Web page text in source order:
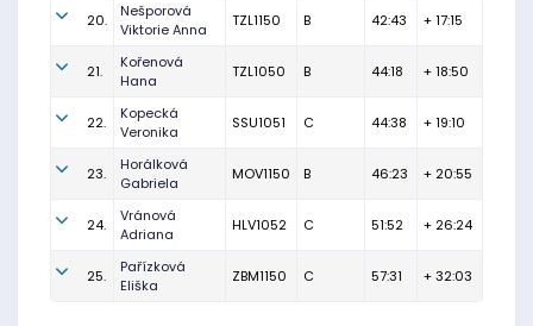
20.
Nešporová
Viktorie Anna
TZL1150 B 42:43 + 17:15
21.
Kořenová
Hana
TZL1050 B 44:18 + 18:50
22.
Kopecká
Veronika
SSU1051 C 44:38 + 19:10
23.
Horálková
Gabriela
MOV1150 B 46:23 + 20:55
24.
Vránová
Adriana
HLV1052 C 51:52 + 26:24
25.
Pařízková
Eliška
ZBM1150 C 57:31 + 32:03